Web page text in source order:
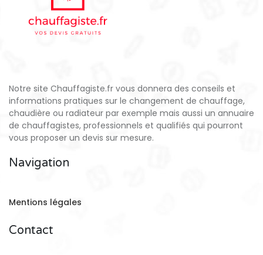
Notre site Chauffagiste.fr vous donnera des conseils et
informations pratiques sur le changement de chauffage,
chaudière ou radiateur par exemple mais aussi un annuaire
de chauffagistes, professionnels et qualifiés qui pourront
vous proposer un devis sur mesure.
Navigation
Mentions légales
Contact